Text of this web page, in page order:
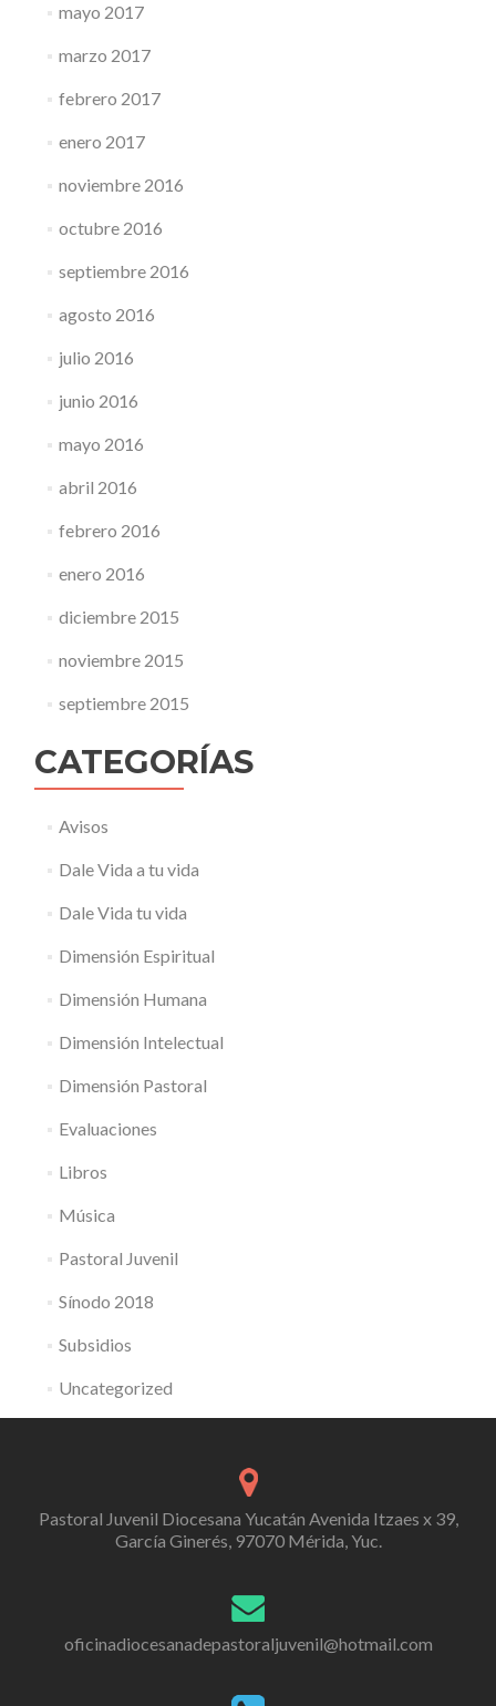
mayo 2017
marzo 2017
febrero 2017
enero 2017
noviembre 2016
octubre 2016
septiembre 2016
agosto 2016
julio 2016
junio 2016
mayo 2016
abril 2016
febrero 2016
enero 2016
diciembre 2015
noviembre 2015
septiembre 2015
CATEGORÍAS
Avisos
Dale Vida a tu vida
Dale Vida tu vida
Dimensión Espiritual
Dimensión Humana
Dimensión Intelectual
Dimensión Pastoral
Evaluaciones
Libros
Música
Pastoral Juvenil
Sínodo 2018
Subsidios
Uncategorized
Pastoral Juvenil Diocesana Yucatán Avenida Itzaes x 39,
García Ginerés, 97070 Mérida, Yuc.
oficinadiocesanadepastoraljuvenil@hotmail.com